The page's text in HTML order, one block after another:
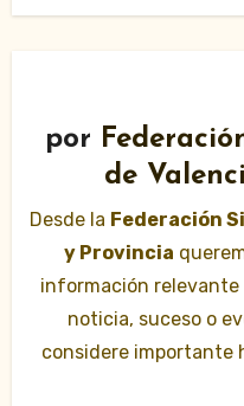
por
de
Desde la Federación
y Provincia
información relevante
noticia, suceso o
considere importante